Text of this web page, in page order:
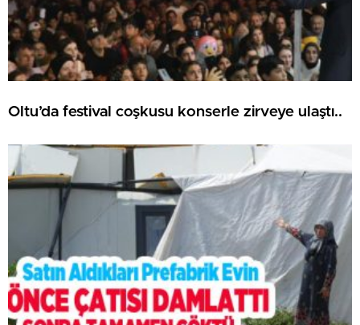
Oltu’da festival coşkusu konserle zirveye ulaştı..